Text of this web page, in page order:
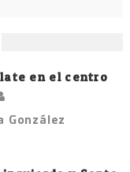
en el centro
González